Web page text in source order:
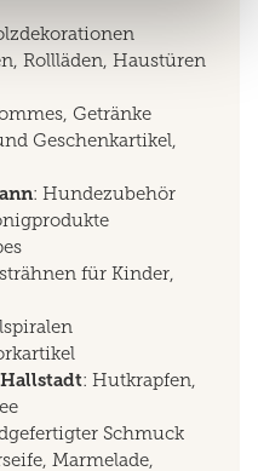
Rollläden, Haustüren
Getränke
Geschenkartikel,
: Hundezubehör
für Kinder,
: Hutkrapfen,
Schmuck
Marmelade,